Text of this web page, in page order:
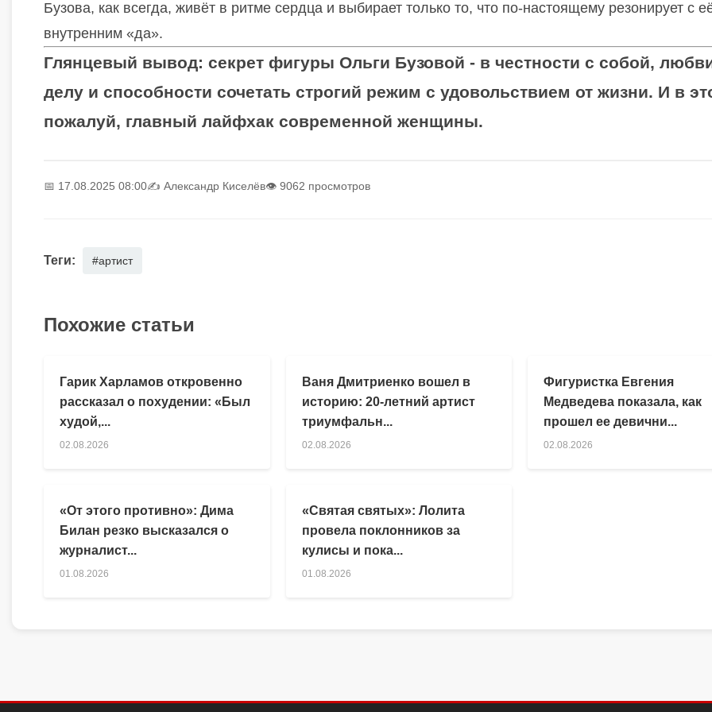
Бузова, как всегда, живёт в ритме сердца и выбирает только то, что по-настоящему резонирует с
внутренним «да».
Глянцевый вывод: секрет фигуры Ольги Бузовой - в честности с собой,
делу и способности сочетать строгий режим с удовольствием от жизни. И в
пожалуй, главный лайфхак современной женщины.
📅 17.08.2025 08:00✍️ Александр Киселёв👁 9062 просмотров
Теги: #артист
Похожие статьи
Гарик Харламов откровенно
рассказал о похудении: «Был
худой,...
02.08.2026
Ваня Дмитриенко вошел в
историю: 20-летний артист
триумфальн...
02.08.2026
Фигуристка Евгения
Медведева показала, как
прошел ее девични...
02.08.2026
«От этого противно»: Дима
Билан резко высказался о
журналист...
01.08.2026
«Святая святых»: Лолита
провела поклонников за
кулисы и пока...
01.08.2026